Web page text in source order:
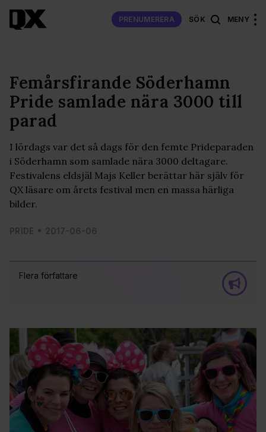
PRENUMERERA SÖK MENY
Flera författare
Femårsfirande Söderhamn
Pride samlade nära 3000 till
parad
I lördags var det så dags för den femte Prideparaden
i Söderhamn som samlade nära 3000 deltagare.
Festivalens eldsjäl Majs Keller berättar här själv för
QX läsare om årets festival men en massa härliga
bilder.
PRIDE 2017-06-06